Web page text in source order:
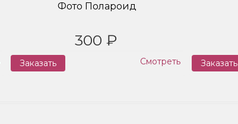
Фото Полароид
300 ₽
Заказать Смотреть Заказать